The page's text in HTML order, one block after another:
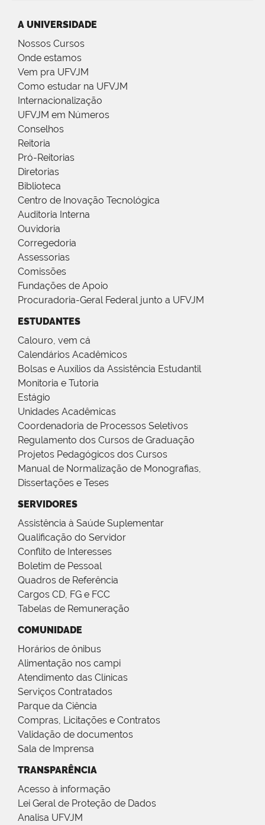
A UNIVERSIDADE
Nossos Cursos
Onde estamos
Vem pra UFVJM
Como estudar na UFVJM
Internacionalização
UFVJM em Números
Conselhos
Reitoria
Pró-Reitorias
Diretorias
Biblioteca
Centro de Inovação Tecnológica
Auditoria Interna
Ouvidoria
Corregedoria
Assessorias
Comissões
Fundações de Apoio
Procuradoria-Geral Federal junto a UFVJM
ESTUDANTES
Calouro, vem cá
Calendários Acadêmicos
Bolsas e Auxílios da Assistência Estudantil
Monitoria e Tutoria
Estágio
Unidades Acadêmicas
Coordenadoria de Processos Seletivos
Regulamento dos Cursos de Graduação
Projetos Pedagógicos dos Cursos
Manual de Normalização de Monografias,
Dissertações e Teses
SERVIDORES
Assistência à Saúde Suplementar
Qualificação do Servidor
Conflito de Interesses
Boletim de Pessoal
Quadros de Referência
Cargos CD, FG e FCC
Tabelas de Remuneração
COMUNIDADE
Horários de ônibus
Alimentação nos campi
Atendimento das Clínicas
Serviços Contratados
Parque da Ciência
Compras, Licitações e Contratos
Validação de documentos
Sala de Imprensa
TRANSPARÊNCIA
Acesso à informação
Lei Geral de Proteção de Dados
Analisa UFVJM